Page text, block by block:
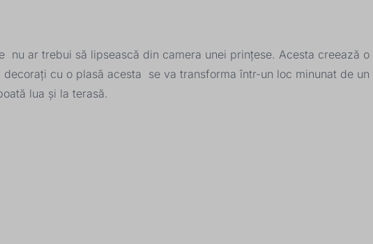
nu ar trebui să lipsească din camera unei prințese. Acesta creează
cu o plasă acesta se va transforma într-un loc minunat de
lua și la terasă.